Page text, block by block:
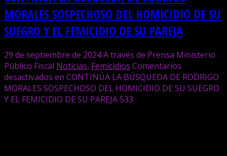
MORALES SOSPECHOSO DEL HOMICIDIO DE SU
SUEGRO Y EL FEMICIDIO DE SU PAREJA
29 de septiembre de 2024A través de Prensa Ministerio
Público Fiscal Noticias, Femicidios Comentarios
desactivados en CONTINÚA LA BÚSQUEDA DE RODRIGO
MORALES SOSPECHOSO DEL HOMICIDIO DE SU SUEGRO
Y EL FEMICIDIO DE SU PAREJA533